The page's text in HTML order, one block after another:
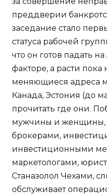
преддверии
заседание стало
статуса рабочей
что он готов падать
факторе, а расти пока
меняющиеся адреса
Канада, Эстония (до
прочитать где они.
мужчины и женщины,
брокерами,
инвестиционными
маркетологами,
Станазолол Чехами,
обслуживает